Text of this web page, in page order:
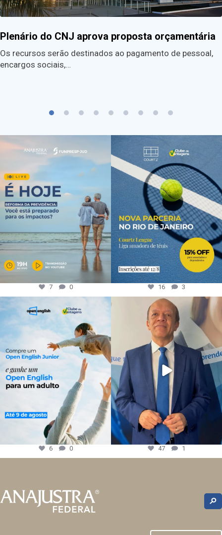
Plenário do CNJ aprova proposta orçamentária
Os recursos serão destinados ao pagamento de pessoal,
encargos sociais,…
7 0 16 3
6 0 47 1